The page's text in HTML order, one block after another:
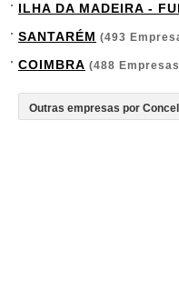
ILHA DA MADEIRA -
SANTARÉM (493
COIMBRA (488